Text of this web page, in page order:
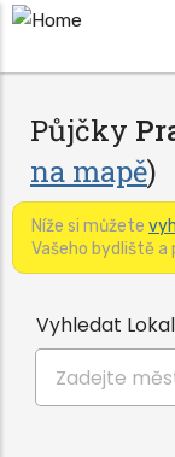
Půjčky
na mapě)
Níže si můžete
Vašeho bydliště a
Vyhledat